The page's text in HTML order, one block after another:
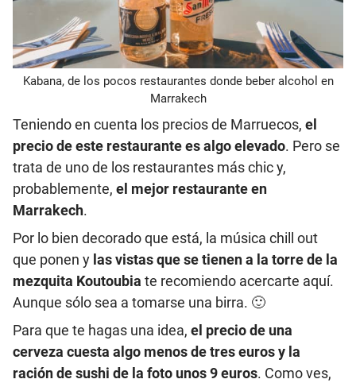
Kabana, de los pocos restaurantes donde beber alcohol en
Marrakech
Teniendo en cuenta los precios de Marruecos, el
precio de este restaurante es algo elevado. Pero se
trata de uno de los restaurantes más chic y,
probablemente, el mejor restaurante en
Marrakech.
Por lo bien decorado que está, la música chill out
que ponen y las vistas que se tienen a la torre de la
mezquita Koutoubia te recomiendo acercarte aquí.
Aunque sólo sea a tomarse una birra. 🙂
Para que te hagas una idea, el precio de una
cerveza cuesta algo menos de tres euros y la
ración de sushi de la foto unos 9 euros. Como ves,